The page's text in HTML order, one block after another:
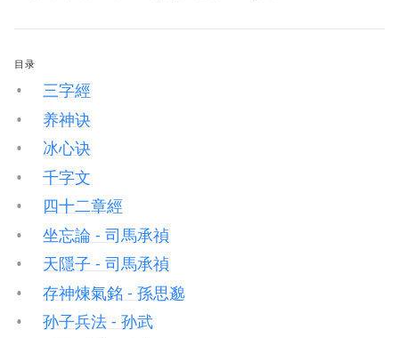
目录
三字經
养神诀
冰心诀
千字文
四十二章經
坐忘論 - 司馬承禎
天隱子 - 司馬承禎
存神煉氣銘 - 孫思邈
孙子兵法 - 孙武